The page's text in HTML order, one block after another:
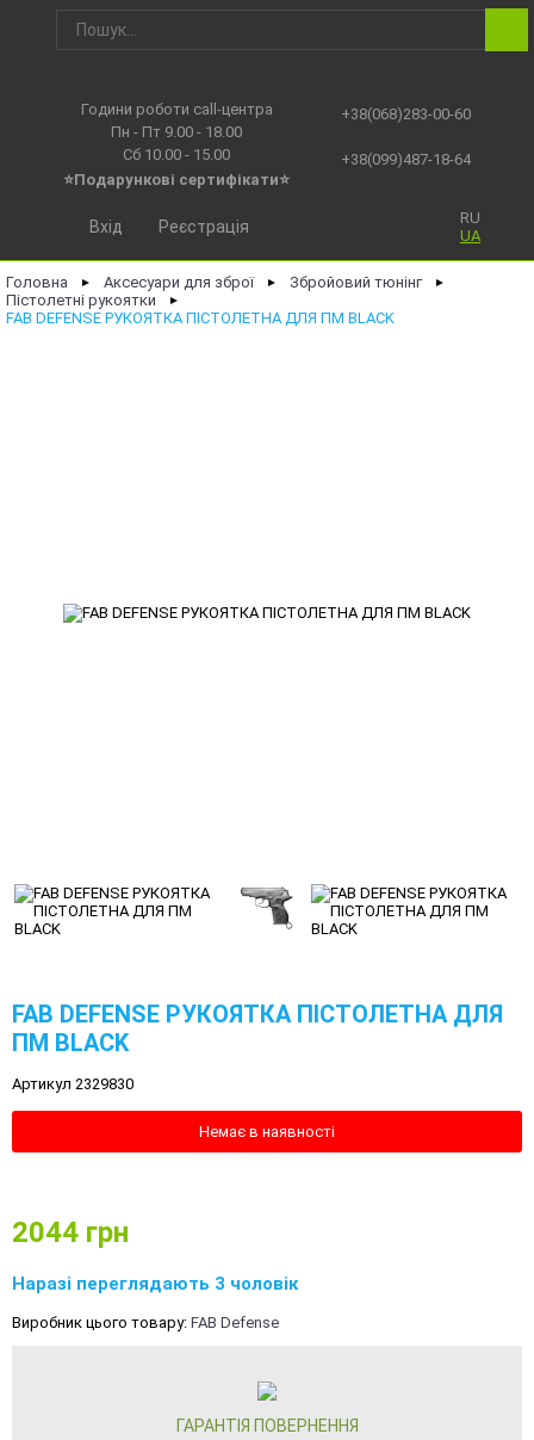
Години роботи call-центра
Пн - Пт 9.00 - 18.00
Сб 10.00 - 15.00
⭐Подарункові сертифікати⭐
+38(068)283-00-60
+38(099)487-18-64
RU
UA
Вхід Реєстрація
Головна ► Аксесуари для зброї ► Збройовий тюнінг ►
Пістолетні рукоятки ►
FAB DEFENSE РУКОЯТКА ПІСТОЛЕТНА ДЛЯ ПМ BLACK
FAB DEFENSE РУКОЯТКА ПІСТОЛЕТНА ДЛЯ
ПМ BLACK
Артикул 2329830
Немає в наявності
2044 грн
Наразі переглядають 3 чоловік
Виробник цього товару: FAB Defense
ГАРАНТІЯ ПОВЕРНЕННЯ